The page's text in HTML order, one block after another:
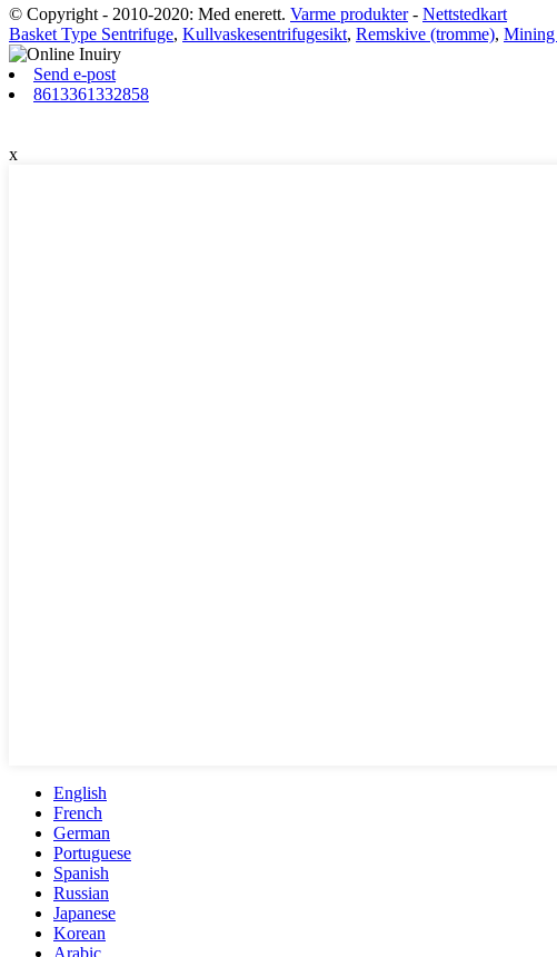
© Copyright - 2010-2020: Med enerett. Varme produkter- Nettstedkart
Basket Type Sentrifuge, Kullvaskesentrifugesikt, Remskive (tromme), Mining
Send e-post
8613361332858
x
English
French
German
Portuguese
Spanish
Russian
Japanese
Korean